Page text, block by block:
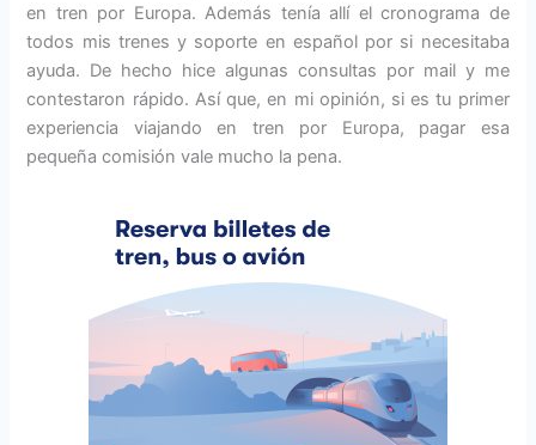
en tren por Europa. Además tenía allí el cronograma de
todos mis trenes y soporte en español por si necesitaba
ayuda. De hecho hice algunas consultas por mail y me
contestaron rápido. Así que, en mi opinión, si es tu primer
experiencia viajando en tren por Europa, pagar esa
pequeña comisión vale mucho la pena.